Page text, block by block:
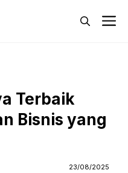
Terbaik
Bisnis yang
23/08/2025